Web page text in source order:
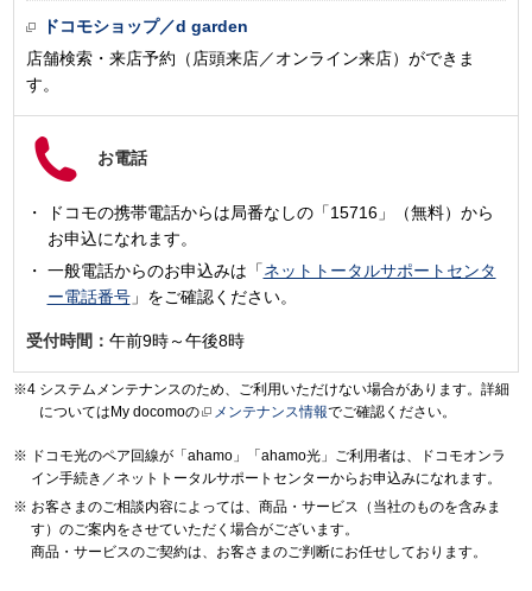
ドコモショップ／d garden
店舗検索・来店予約（店頭来店／オンライン来店）ができま
す。
お電話
ドコモの携帯電話からは局番なしの「15716」（無料）から
お申込になれます。
一般電話からのお申込みは「ネットトータルサポートセンタ
ー電話番号」をご確認ください。
受付時間： 午前9時～午後8時
システムメンテナンスのため、ご利用いただけない場合があります。詳細
についてはMy docomoの
メンテナンス情報でご確認ください。
ドコモ光のペア回線が「ahamo」「ahamo光」ご利用者は、ドコモオンラ
イン手続き／ネットトータルサポートセンターからお申込みになれます。
お客さまのご相談内容によっては、商品・サービス（当社のものを含みま
す）のご案内をさせていただく場合がございます。
商品・サービスのご契約は、お客さまのご判断にお任せしております。